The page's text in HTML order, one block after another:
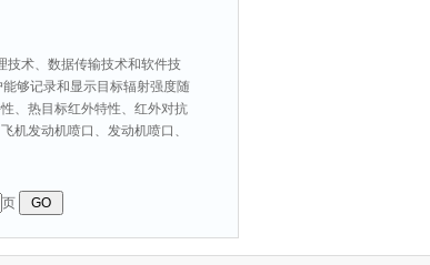
技术、数据传输技术和软件技
够记录和显示目标辐射强度随
、热目标红外特性、红外对抗
机发动机喷口、发动机喷口、
页